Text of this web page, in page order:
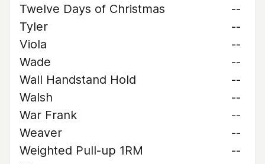
Twelve Days of Christmas
--
Tyler
--
Viola
--
Wade
--
Wall Handstand Hold
--
Walsh
--
War Frank
--
Weaver
--
Weighted Pull-up 1RM
--